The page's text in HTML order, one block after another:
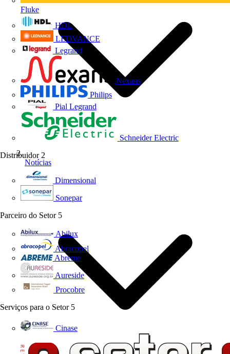
Fluke
HDL
LEDVANCE
Legrand
Nexans
Philips
Pial Legrand
Schneider Electric
Distribuidor 2
Dimensional
Sonepar
Parceiro do Setor 5
Abilux
Abracopel
Abreme
Aureside
Procobre
Serviços para o Setor 5
Cinase
Notícias